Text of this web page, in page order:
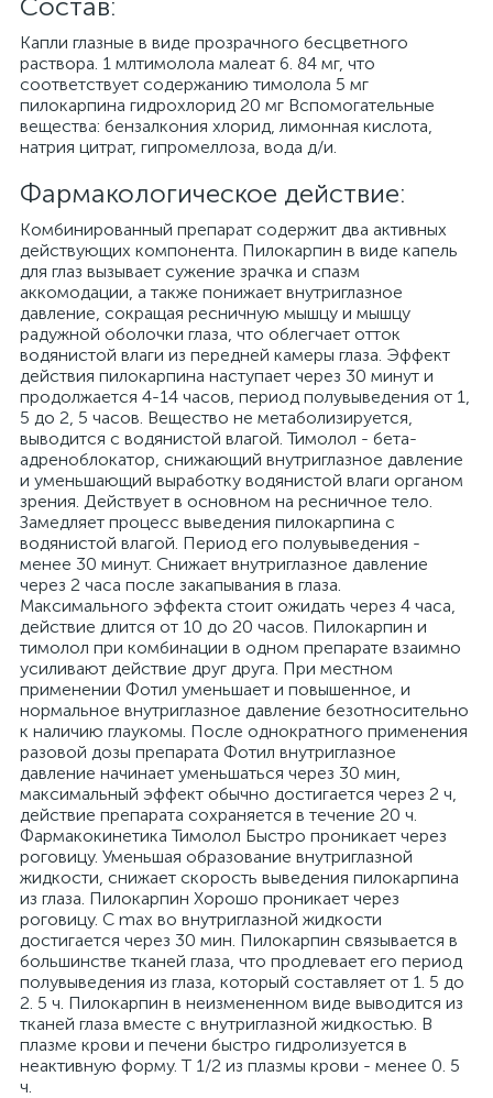
Капли глазные в виде прозрачного бесцветного
раствора. 1 млтимолола малеат 6. 84 мг, что
соответствует содержанию тимолола 5 мг
пилокарпина гидрохлорид 20 мг Вспомогательные
вещества: бензалкония хлорид, лимонная кислота,
натрия цитрат, гипромеллоза, вода д/и.
Фармакологическое действие:
Комбинированный препарат содержит два активных
действующих компонента. Пилокарпин в виде капель
для глаз вызывает сужение зрачка и спазм
аккомодации, а также понижает внутриглазное
давление, сокращая ресничную мышцу и мышцу
радужной оболочки глаза, что облегчает отток
водянистой влаги из передней камеры глаза. Эффект
действия пилокарпина наступает через 30 минут и
продолжается 4-14 часов, период полувыведения от 1,
5 до 2, 5 часов. Вещество не метаболизируется,
выводится с водянистой влагой. Тимолол - бета-
адреноблокатор, снижающий внутриглазное давление
и уменьшающий выработку водянистой влаги органом
зрения. Действует в основном на ресничное тело.
Замедляет процесс выведения пилокарпина с
водянистой влагой. Период его полувыведения -
менее 30 минут. Снижает внутриглазное давление
через 2 часа после закапывания в глаза.
Максимального эффекта стоит ожидать через 4 часа,
действие длится от 10 до 20 часов. Пилокарпин и
тимолол при комбинации в одном препарате взаимно
усиливают действие друг друга. При местном
применении Фотил уменьшает и повышенное, и
нормальное внутриглазное давление безотносительно
к наличию глаукомы. После однократного применения
разовой дозы препарата Фотил внутриглазное
давление начинает уменьшаться через 30 мин,
максимальный эффект обычно достигается через 2 ч,
действие препарата сохраняется в течение 20 ч.
Фармакокинетика Тимолол Быстро проникает через
роговицу. Уменьшая образование внутриглазной
жидкости, снижает скорость выведения пилокарпина
из глаза. Пилокарпин Хорошо проникает через
роговицу. C max во внутриглазной жидкости
достигается через 30 мин. Пилокарпин связывается в
большинстве тканей глаза, что продлевает его период
полувыведения из глаза, который составляет от 1. 5 до
2. 5 ч. Пилокарпин в неизмененном виде выводится из
тканей глаза вместе с внутриглазной жидкостью. В
плазме крови и печени быстро гидролизуется в
неактивную форму. T 1/2 из плазмы крови - менее 0. 5
ч.